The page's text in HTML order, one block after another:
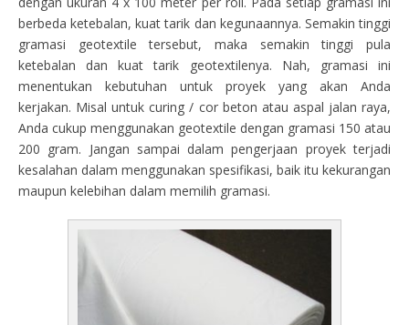
berbeda ketebalan, kuat tarik dan kegunaannya. Semakin tinggi
gramasi geotextile tersebut, maka semakin tinggi pula
ketebalan dan kuat tarik geotextilenya. Nah, gramasi ini
menentukan kebutuhan untuk proyek yang akan Anda
kerjakan. Misal untuk curing / cor beton atau aspal jalan raya,
Anda cukup menggunakan geotextile dengan gramasi 150 atau
200 gram. Jangan sampai dalam pengerjaan proyek terjadi
kesalahan dalam menggunakan spesifikasi, baik itu kekurangan
maupun kelebihan dalam memilih gramasi.